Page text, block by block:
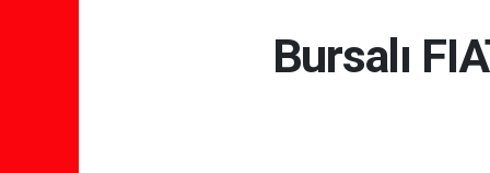
Bursalı